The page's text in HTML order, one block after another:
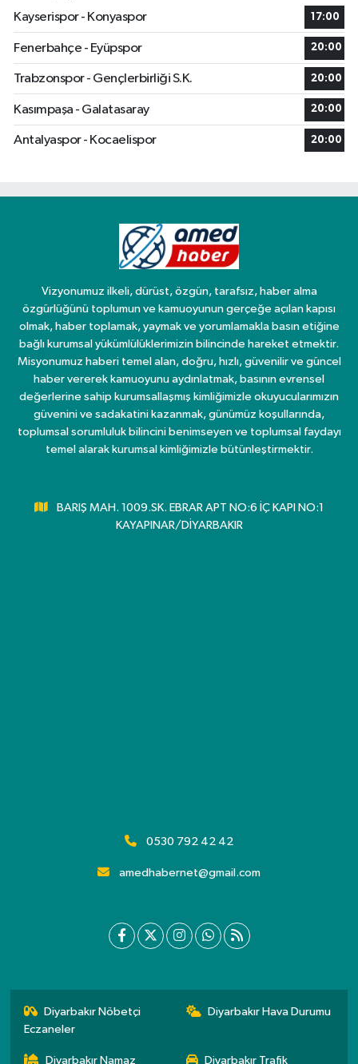
Kayserispor - Konyaspor
17:00
Fenerbahçe - Eyüpspor 20:00
Trabzonspor - Gençlerbirliği S.K. 20:00
Kasımpaşa - Galatasaray 20:00
Antalyaspor - Kocaelispor 20:00
Vizyonumuz ilkeli, dürüst, özgün, tarafsız, haber alma
özgürlüğünü toplumun ve kamuoyunun gerçeğe açılan kapısı
olmak, haber toplamak, yaymak ve yorumlamakla basın etiğine
bağlı kurumsal yükümlülüklerimizin bilincinde hareket etmektir.
Misyonumuz haberi temel alan, doğru, hızlı, güvenilir ve güncel
haber vererek kamuoyunu aydınlatmak, basının evrensel
değerlerine sahip kurumsallaşmış kimliğimizle okuyucularımızın
güvenini ve sadakatini kazanmak, günümüz koşullarında,
toplumsal sorumluluk bilincini benimseyen ve toplumsal faydayı
temel alarak kurumsal kimliğimizle bütünleştirmektir.
BARIŞ MAH. 1009.SK. EBRAR APT NO:6 İÇ KAPI NO:1
KAYAPINAR/DİYARBAKIR
0530 792 42 42
amedhabernet@gmail.com
Diyarbakır Nöbetçi
Eczaneler
Diyarbakır Hava Durumu
Diyarbakır Namaz Diyarbakır Trafik